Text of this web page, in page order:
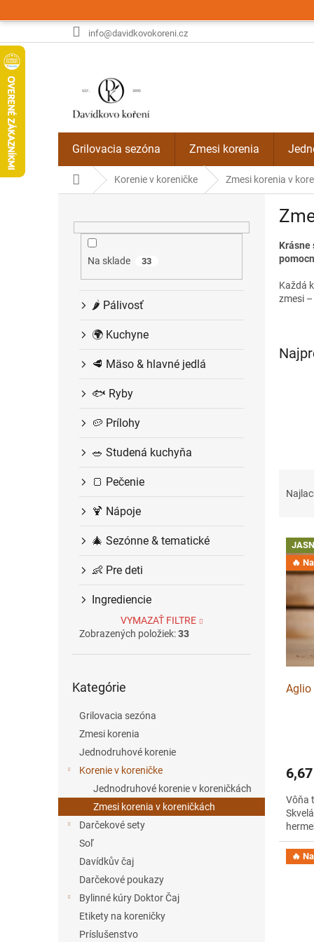
na
info@davidkovokoreni.cz
Grilovacia sezóna Zmesi korenia
DomovKorenie v koreničke Zmesi korenia v
Na sklade 33
🌶️ Pálivosť
🌍 Kuchyne
🥩 Mäso & hlavné jedlá
🐟 Ryby
🥔 Prílohy
🥗 Studená kuchyňa
🍞 Pečenie
🍹 Nápoje
🎄 Sezónne & tematické
👶 Pre deti
Ingrediencie
VYMAZAŤ FILTRE
Zobrazených položiek:33
kategórie
Kategórie
Grilovacia sezóna
Zmesi korenia
Jednodruhové korenie
Korenie v koreničke
Jednodruhové korenie v koreničkách
Zmesi korenia v koreničkách
Darčekové sety
Soľ
Davídkův čaj
Darčekové poukazy
Bylinné kúry Doktor Čaj
Etikety na koreničky
Príslušenstvo
Krásne
Každá
zmesi
V
🔥
Aglio
Vôňa
🔥